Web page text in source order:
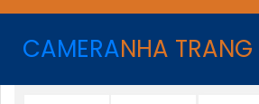
CAMERANHA TRANG